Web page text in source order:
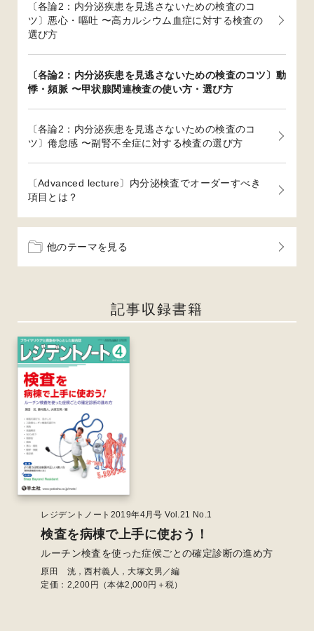
〔各論2：内分泌疾患を見逃さないための検査のコ
ツ〕悪心・嘔吐 〜高カルシウム血症に対する検査の
選び方
〔各論2：内分泌疾患を見逃さないための検査のコツ〕動
悸・頻脈 〜甲状腺関連検査の使い方・選び方
〔各論2：内分泌疾患を見逃さないための検査のコ
ツ〕倦怠感 〜副腎不全症に対する検査の選び方
〔Advanced lecture〕内分泌検査でオーダーすべき
項目とは？
他のテーマを見る
記事収録書籍
レジデントノート2019年4月号 Vol.21 No.1
検査を病棟で上手に使おう！
ルーチン検査を使った症候ごとの確定診断の進め方
原田 洸，西村義人，大塚文男／編
定価： 2,200 円（本体2,000円＋税）